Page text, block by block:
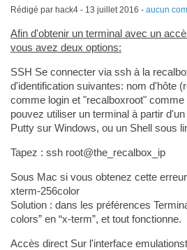
Rédigé par hack4 - 13 juillet 2016 - aucun
Afin d'obtenir un terminal avec un
vous avez deux options:
SSH Se connecter via ssh à la
d'identification suivantes: nom d'hôte
comme login et "recalboxroot"
pouvez utiliser un terminal à partir
Putty sur Windows, ou un Shell sous
Tapez : ssh root@the_recalbox_ip
Sous Mac si vous obtenez cette
xterm-256color
Solution : dans les préférences
colors” en “x-term”, et tout fonctionne.
Accès direct Sur l'interface